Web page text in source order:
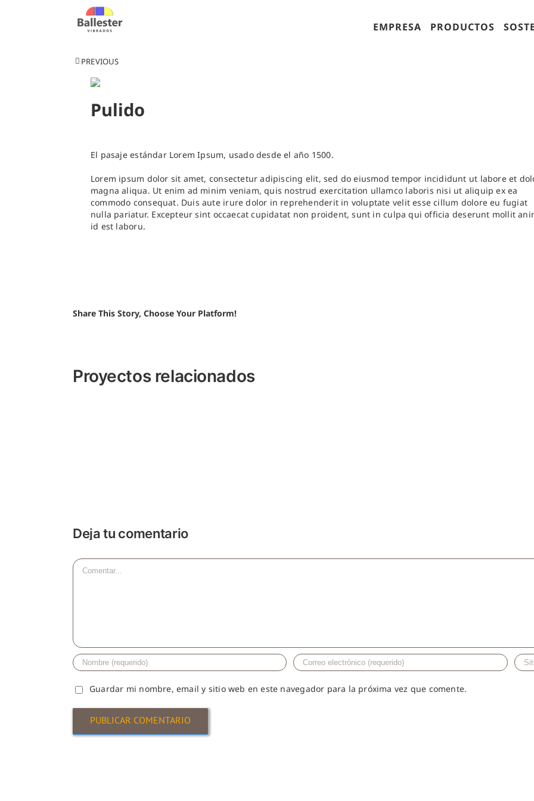
EMPRESA PRODUCTOS
PREVIOUS
Pulido
El pasaje estándar Lorem Ipsum, usado desde el año 1500.
Lorem ipsum dolor sit amet, consectetur adipiscing elit, sed do eiusmod tempor incididunt ut labore et
magna aliqua. Ut enim ad minim veniam, quis nostrud exercitation ullamco laboris nisi ut aliquip ex ea
commodo consequat. Duis aute irure dolor in reprehenderit in voluptate velit esse cillum dolore eu fugiat
nulla pariatur. Excepteur sint occaecat cupidatat non proident, sunt in culpa qui officia deserunt mollit
id est laboru.
Share This Story, Choose Your Platform!
Proyectos relacionados
Deja tu comentario
Comentar
Guardar mi nombre, email y sitio web en este navegador para la próxima vez que comente.